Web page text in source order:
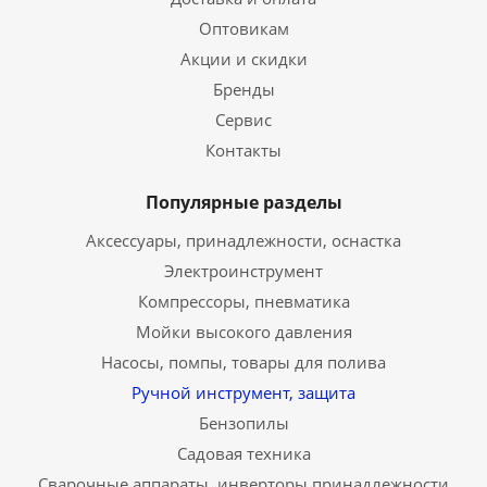
Оптовикам
Акции и скидки
Бренды
Сервис
Контакты
Популярные разделы
Аксессуары, принадлежности, оснастка
Электроинструмент
Компрессоры, пневматика
Мойки высокого давления
Насосы, помпы, товары для полива
Ручной инструмент, защита
Бензопилы
Садовая техника